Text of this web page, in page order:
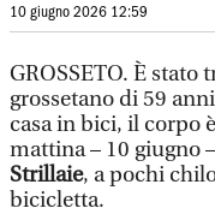
10 giugno 2026 12:59
GROSSETO. È stato
grossetano di 59
casa in bici, il corpo
mattina – 10 giugno –
Strillaie, a pochi
bicicletta.